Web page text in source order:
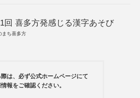
回 喜多方発感じる漢字あそび
まち喜多方
は、必ず公式ホームページにて
報をご確認ください。